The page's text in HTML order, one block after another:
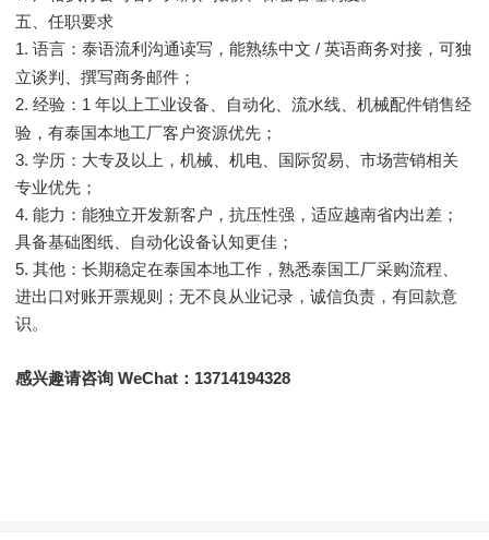
五、任职要求
1. 语言： 泰语流利沟通读写，能熟练中文 / 英语商务对接，可独
立谈判、撰写商务邮件；
2. 经验： 1 年以上工业设备、自动化、流水线、机械配件销售经
验，有泰国本地工厂客户资源优先；
3. 学历：大专及以上，机械、机电、国际贸易、市场营销相关
专业优先；
4. 能力：能独立开发新客户，抗压性强，适应越南省内出差；
具备基础图纸、自动化设备认知更佳；
5. 其他：长期稳定在泰国本地工作，熟悉泰国工厂采购流程、
进出口对账开票规则；无不良从业记录，诚信负责，有回款意
识。
感兴趣请咨询 WeChat：13714194328